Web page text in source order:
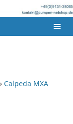
Calpeda MXA